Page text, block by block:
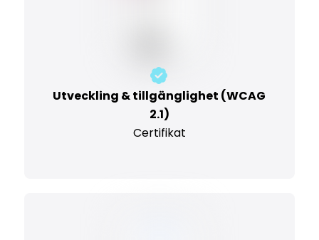
Utveckling & tillgänglighet (WCAG
2.1)
Certifikat